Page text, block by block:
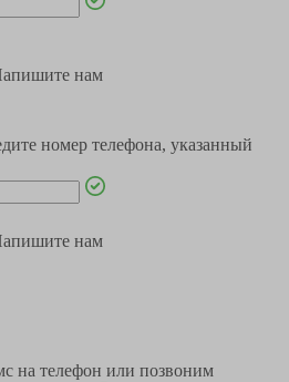
нам
номер телефона, указанный
нам
на телефон или позвоним